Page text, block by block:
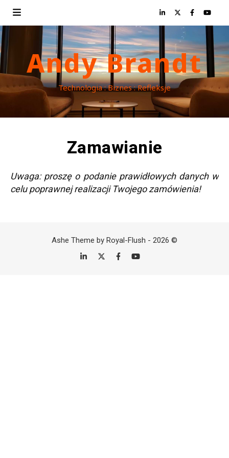
Andy Brandt
Technologia : Biznes : Refleksje
Zamawianie
Uwaga: proszę o podanie prawidłowych danych w
celu poprawnej realizacji Twojego zamówienia!
Ashe Theme by Royal-Flush - 2026 ©